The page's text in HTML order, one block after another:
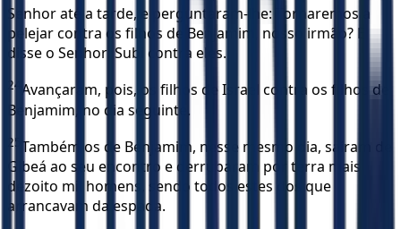
Senhor até a tarde, e perguntaram-lhe: Tornaremos a
pelejar contra os filhos de Benjamim, nosso irmão? E
disse o Senhor: Subi contra eles.
24 Avançaram, pois, os filhos de Israel contra os filhos de
Benjamim, no dia seguinte.
25 Também os de Benjamim, nesse mesmo dia, saíram de
Gibeá ao seu encontro e derrubaram por terra mais
dezoito mil homens, sendo todos estes dos que
arrancavam da espada.